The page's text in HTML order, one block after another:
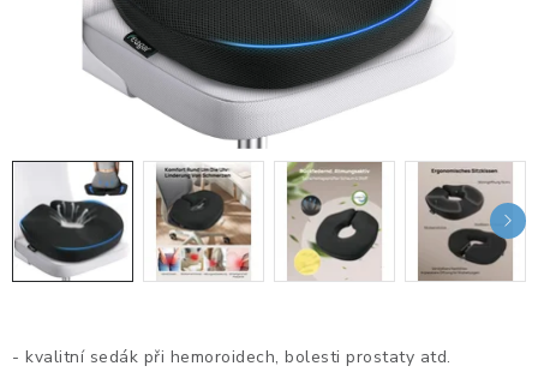
OBLÍBENÉ KATEGORIE
ZDRAVOTNÍ OBUV
PODSEDÁKY NA ŽIDLE
ZDRAVOTNICKÉ POMŮCKY
- kvalitní sedák při hemoroidech, bolesti prostaty atd.